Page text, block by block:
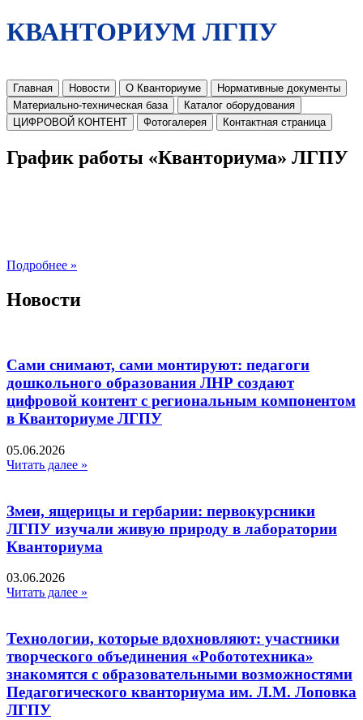
КВАНТОРИУМ ЛГПУ
Главная Новости О Кванториуме
Нормативные документы
Материально-техническая база
Каталог оборудования
ЦИФРОВОЙ КОНТЕНТ
Фотогалерея Контактная страница
График работы «Кванториума» ЛГПУ
Подробнее »
Новости
Сами снимают, сами монтируют: педагоги
дошкольного образования ЛНР создают
цифровой контент с региональным компонентом
в Кванториуме ЛГПУ​
05.06.2026
Читать далее »
Змеи, ящерицы и гербарии: первокурсники
ЛГПУ изучали живую природу в лаборатории
Кванториума
03.06.2026
Читать далее »
Технологии, которые вдохновляют: участники
творческого объединения «Робототехника»
знакомятся с образовательными возможностями
Педагогического кванториума им. Л.М. Лоповка
ЛГПУ